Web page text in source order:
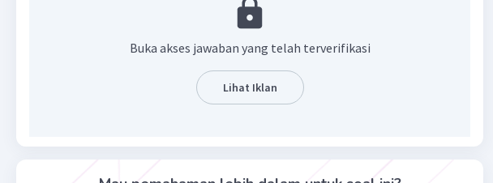
Panjang busur = α/360° × 2 × π × r
Buka akses jawaban yang telah terverifikasi
Lihat Iklan